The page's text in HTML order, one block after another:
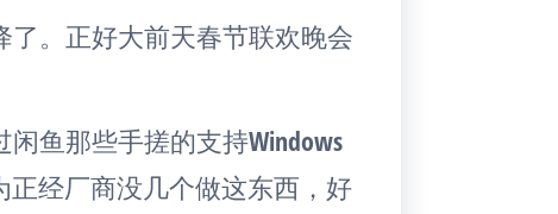
。正好大前天春节联欢晚会
鱼那些手搓的支持Windows
正经厂商没几个做这东西，好